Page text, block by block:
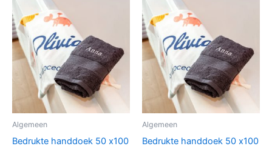
Algemeen
Bedrukte handdoek 50 x100
Algemeen
Bedrukte handdoek 50 x100